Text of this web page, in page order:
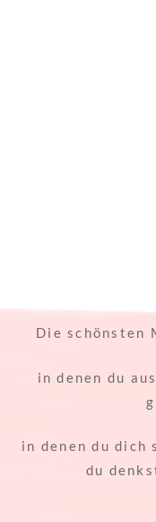
Die schönsten
in denen du
in denen du
du